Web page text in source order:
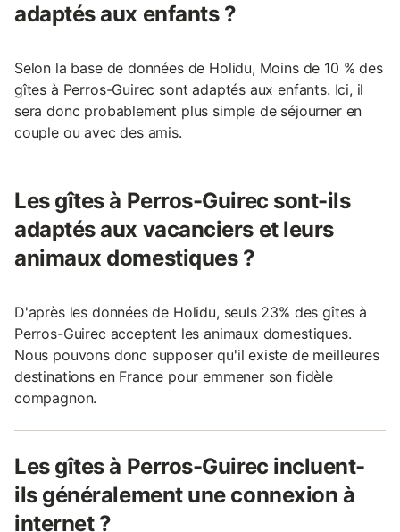
adaptés aux enfants ?
Selon la base de données de Holidu, Moins de 10 % des
gîtes à Perros-Guirec sont adaptés aux enfants. Ici, il
sera donc probablement plus simple de séjourner en
couple ou avec des amis.
Les gîtes à Perros-Guirec sont-ils
adaptés aux vacanciers et leurs
animaux domestiques ?
D'après les données de Holidu, seuls 23% des gîtes à
Perros-Guirec acceptent les animaux domestiques.
Nous pouvons donc supposer qu'il existe de meilleures
destinations en France pour emmener son fidèle
compagnon.
Les gîtes à Perros-Guirec incluent-
ils généralement une connexion à
internet ?